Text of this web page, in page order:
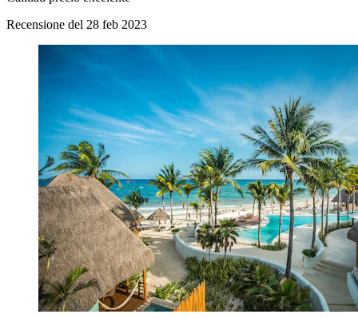
Recensione del 28 feb 2023